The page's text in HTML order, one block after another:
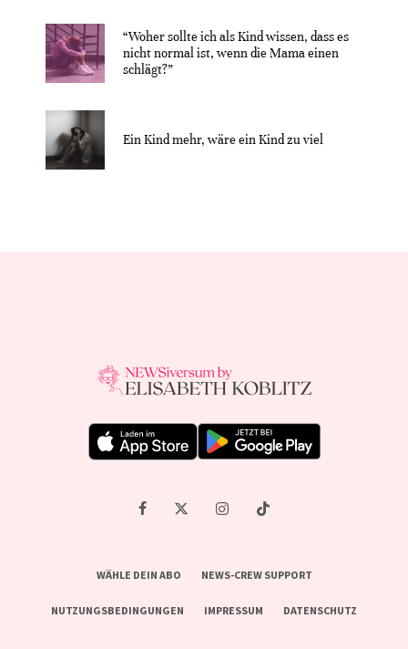
“Woher sollte ich als Kind wissen, dass es
nicht normal ist, wenn die Mama einen
schlägt?”
Ein Kind mehr, wäre ein Kind zu viel
WÄHLE DEIN ABO NEWS-CREW SUPPORT
NUTZUNGSBEDINGUNGEN IMPRESSUM DATENSCHUTZ